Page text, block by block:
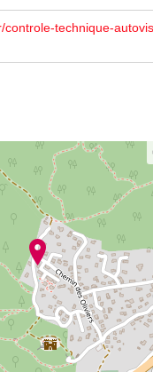
controle-technique-